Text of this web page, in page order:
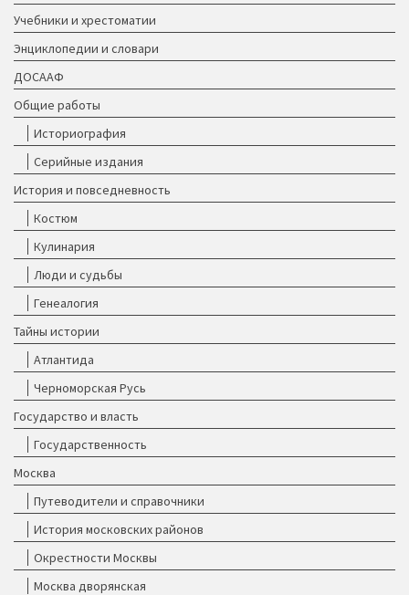
Учебники и хрестоматии
Энциклопедии и словари
ДОСААФ
Общие работы
Историография
Серийные издания
История и повседневность
Костюм
Кулинария
Люди и судьбы
Генеалогия
Тайны истории
Атлантида
Черноморская Русь
Государство и власть
Государственность
Москва
Путеводители и справочники
История московских районов
Окрестности Москвы
Москва дворянская